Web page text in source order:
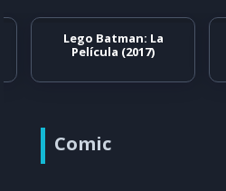
Lego Batman: La
Película (2017)
Comic